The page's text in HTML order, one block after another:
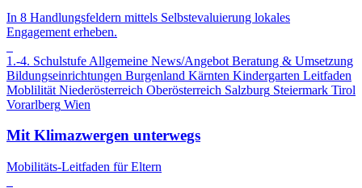
In 8 Handlungsfeldern mittels Selbstevaluierung lokales
Engagement erheben.
1.-4. Schulstufe Allgemeine News/Angebot Beratung & Umsetzung
Bildungseinrichtungen Burgenland Kärnten Kindergarten Leitfaden
Moblilität Niederösterreich Oberösterreich Salzburg Steiermark Tirol
Vorarlberg Wien
Mit Klimazwergen unterwegs
Mobilitäts-Leitfaden für Eltern